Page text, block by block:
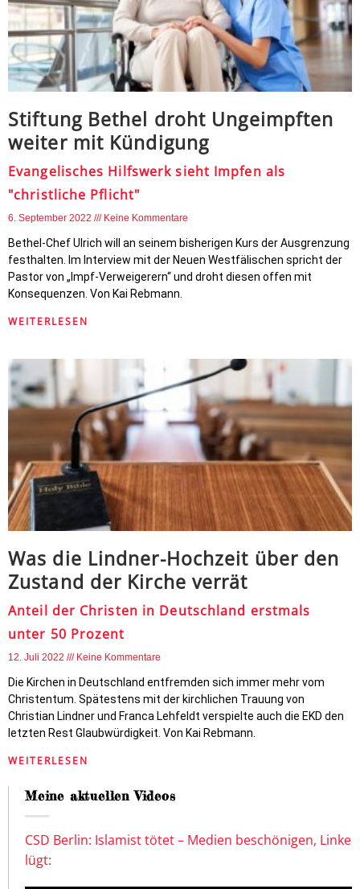
Stiftung Bethel droht Ungeimpften
weiter mit Kündigung
Evangelisches Hilfswerk sieht Impfen als
"christliche Pflicht"
6. September 2022 Keine Kommentare
Bethel-Chef Ulrich will an seinem bisherigen Kurs der Ausgrenzung
festhalten. Im Interview mit der Neuen Westfälischen spricht der
Pastor von „Impf-Verweigerern“ und droht diesen offen mit
Konsequenzen. Von Kai Rebmann.
WEITERLESEN
Was die Lindner-Hochzeit über den
Zustand der Kirche verrät
Anteil der Christen in Deutschland erstmals
unter 50 Prozent
12. Juli 2022 Keine Kommentare
Die Kirchen in Deutschland entfremden sich immer mehr vom
Christentum. Spätestens mit der kirchlichen Trauung von
Christian Lindner und Franca Lehfeldt verspielte auch die EKD den
letzten Rest Glaubwürdigkeit. Von Kai Rebmann.
WEITERLESEN
Meine aktuellen Videos
CSD Berlin: Islamist tötet – Medien beschönigen, Linke
lügt: